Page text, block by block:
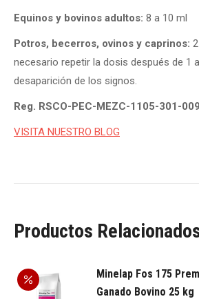
Equinos y bovinos adultos: 8 a 10 ml
Potros, becerros, ovinos y caprinos:
necesario repetir la dosis después de 1
desaparición de los signos.
Reg. RSCO-PEC-MEZC-1105-301-
VISITA NUESTRO BLOG
Productos
Minelap Fos 175
Ganado Bovino 25 kg